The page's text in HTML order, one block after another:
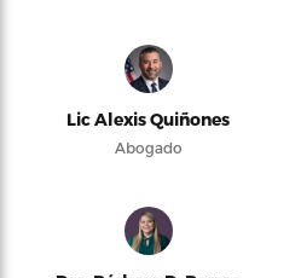
Lic Alexis Quiñones
Abogado